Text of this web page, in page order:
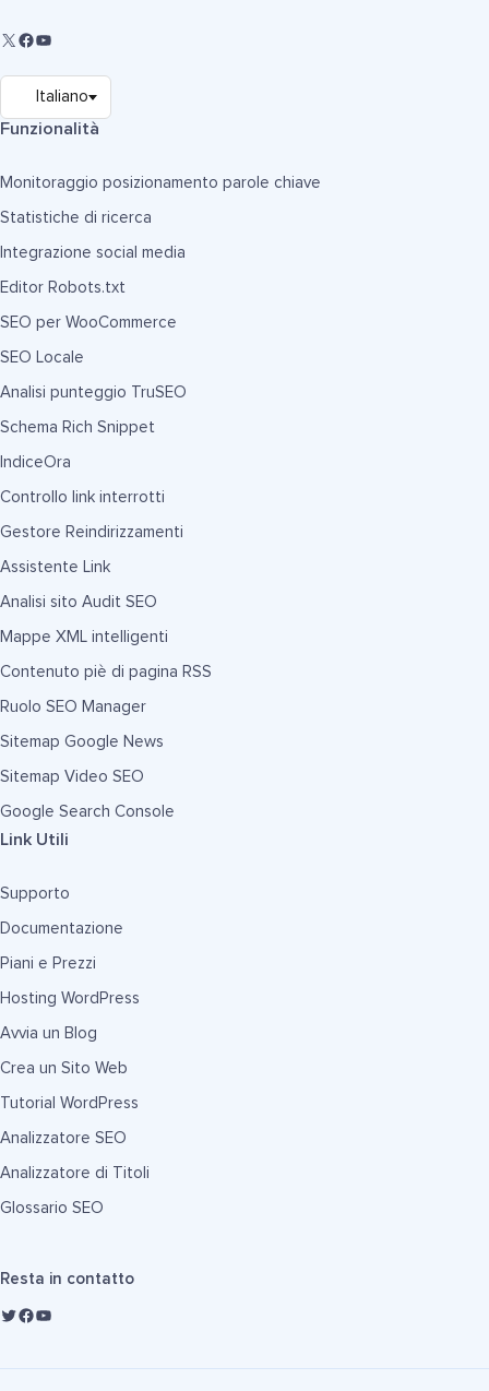
Funzionalità
Monitoraggio posizionamento parole chiave
Statistiche di ricerca
Integrazione social media
Editor Robots.txt
SEO per WooCommerce
SEO Locale
Analisi punteggio TruSEO
Schema Rich Snippet
IndiceOra
Controllo link interrotti
Gestore Reindirizzamenti
Assistente Link
Analisi sito Audit SEO
Mappe XML intelligenti
Contenuto piè di pagina RSS
Ruolo SEO Manager
Sitemap Google News
Sitemap Video SEO
Google Search Console
Link Utili
Supporto
Documentazione
Piani e Prezzi
Hosting WordPress
Avvia un Blog
Crea un Sito Web
Tutorial WordPress
Analizzatore SEO
Analizzatore di Titoli
Glossario SEO
Resta in contatto